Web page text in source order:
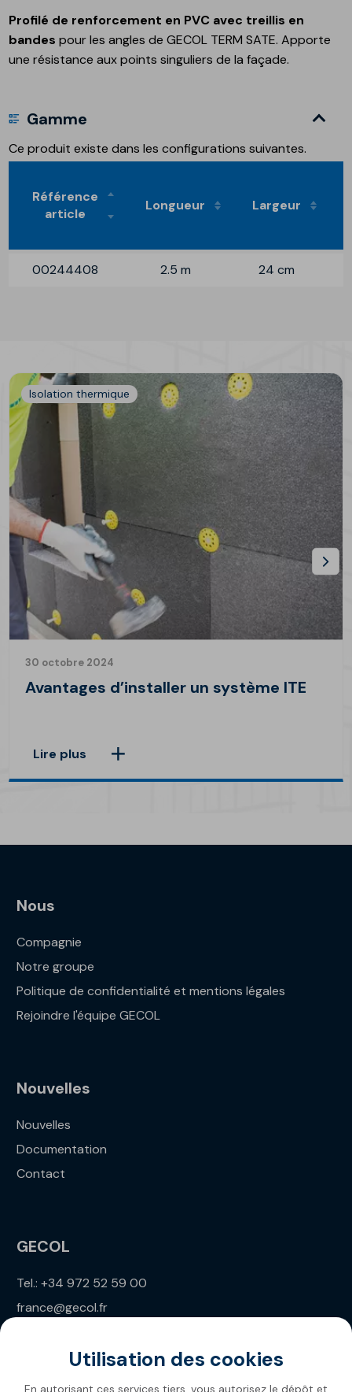
Profilé de renforcement en PVC avec treillis en
bandes pour les angles de GECOL TERM SATE. Apporte
une résistance aux points singuliers de la façade.
Gamme
Ce produit existe dans les configurations suivantes.
Référence
article
Longueur Largeur
00244408 2.5 m 24 cm
Isolation thermique
30 octobre 2024
Avantages d’installer un système ITE
Lire plus
Nous
Compagnie
Notre groupe
Politique de confidentialité et mentions légales
Rejoindre l'équipe GECOL
Nouvelles
Nouvelles
Documentation
Contact
GECOL
Tel.: +34 972 52 59 00
france@gecol.fr
Utilisation des cookies
En autorisant ces services tiers, vous autorisez le dépôt et